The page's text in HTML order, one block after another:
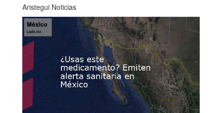
Aristegui Noticias